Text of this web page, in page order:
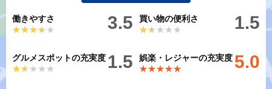
働きやすさ
★★★★★
★★★★★ 3.5
買い物の便利さ
★★★★★
★★★★★ 1.5
グルメスポットの充実度
★★★★★
★★★★★ 1.5
娯楽・レジャーの充実度
★★★★★
★★★★★ 5.0